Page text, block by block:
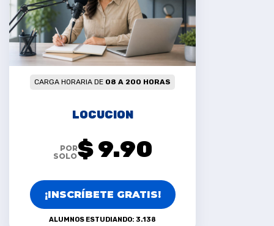
CARGA HORARIA DE 08 A 200 HORAS
LOCUCION
POR
SOLO$ 9.90
¡INSCRÍBETE GRATIS!
ALUMNOS ESTUDIANDO: 3.138